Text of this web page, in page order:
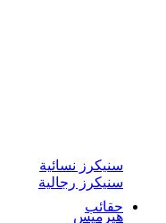
سنيكرز نسائية
سنيكرز رجالية
حقائب
هيرميس